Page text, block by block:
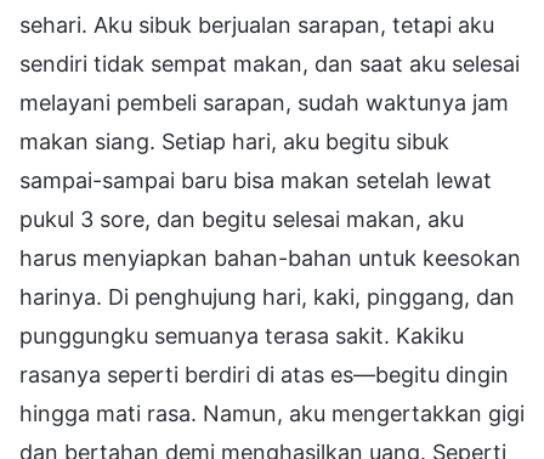
sehari. Aku sibuk berjualan sarapan, tetapi aku
sendiri tidak sempat makan, dan saat aku selesai
melayani pembeli sarapan, sudah waktunya jam
makan siang. Setiap hari, aku begitu sibuk
sampai-sampai baru bisa makan setelah lewat
pukul 3 sore, dan begitu selesai makan, aku
harus menyiapkan bahan-bahan untuk keesokan
harinya. Di penghujung hari, kaki, pinggang, dan
punggungku semuanya terasa sakit. Kakiku
rasanya seperti berdiri di atas es—begitu dingin
hingga mati rasa. Namun, aku mengertakkan gigi
dan bertahan demi menghasilkan uang. Seperti